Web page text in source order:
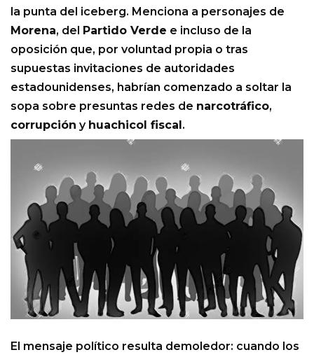
la punta del iceberg. Menciona a personajes de
Morena, del Partido Verde e incluso de la
oposición que, por voluntad propia o tras
supuestas invitaciones de autoridades
estadounidenses, habrían comenzado a soltar la
sopa sobre presuntas redes de narcotráfico,
corrupción y huachicol fiscal .
El mensaje político resulta demoledor: cuando los